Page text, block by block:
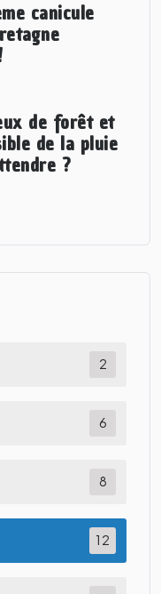
canicule
de forêt et
de la pluie
?
2
6
8
12